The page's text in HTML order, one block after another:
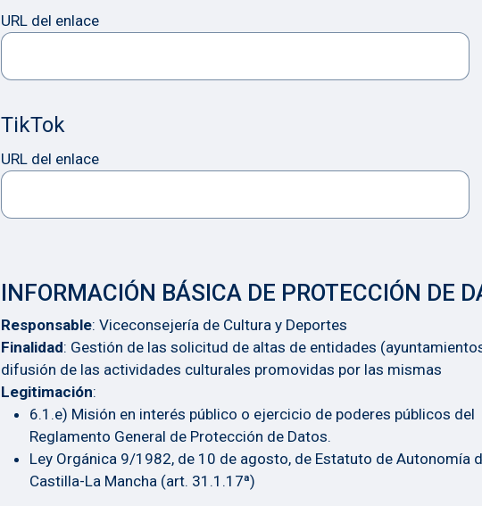
URL del enlace
TikTok
URL del enlace
INFORMACIÓN BÁSICA DE PROTECCIÓN DE
Responsable: Viceconsejería de Cultura y Deportes
Finalidad: Gestión de las solicitud de altas de entidades
difusión de las actividades culturales promovidas por las mismas
Legitimación:
6.1.e) Misión en interés público o ejercicio de poderes públicos del
Reglamento General de Protección de Datos.
Ley Orgánica 9/1982, de 10 de agosto, de Estatuto de Autonomía
Castilla-La Mancha (art. 31.1.17ª)